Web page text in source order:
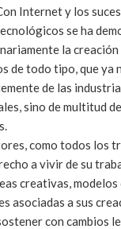
Internet y los
se ha
la creación
de todo tipo, que ya
de las
sino de multitud
como todos los
a vivir de su
creativas,
asociadas a sus
con cambios